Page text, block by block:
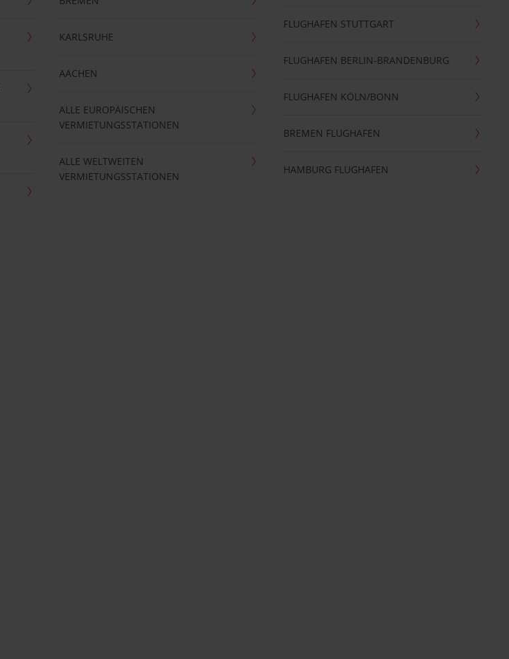
KARLSRUHE
AACHEN
ALLE EUROPÄISCHEN
VERMIETUNGSSTATIONEN
ALLE WELTWEITEN
VERMIETUNGSSTATIONEN
FLUGHAFEN STUTTGART
FLUGHAFEN BERLIN-BRANDENBURG
FLUGHAFEN KÖLN/BONN
BREMEN FLUGHAFEN
HAMBURG FLUGHAFEN